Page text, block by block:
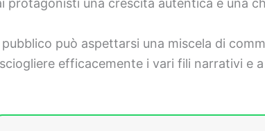
una crescita autentica e una
può aspettarsi una miscela di
efficacemente i vari fili narrativi e